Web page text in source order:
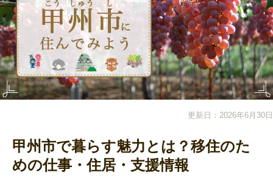
更新日：2026年6月30日
甲州市で暮らす魅力とは？移住のた
めの仕事・住居・支援情報